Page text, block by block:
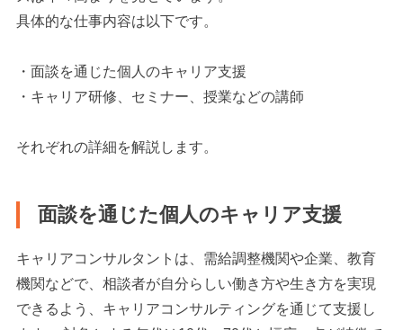
具体的な仕事内容は以下です。
・面談を通じた個人のキャリア支援
・キャリア研修、セミナー、授業などの講師
それぞれの詳細を解説します。
面談を通じた個人のキャリア支援
キャリアコンサルタントは、需給調整機関や企業、教育
機関などで、相談者が自分らしい働き方や生き方を実現
できるよう、キャリアコンサルティングを通じて支援し